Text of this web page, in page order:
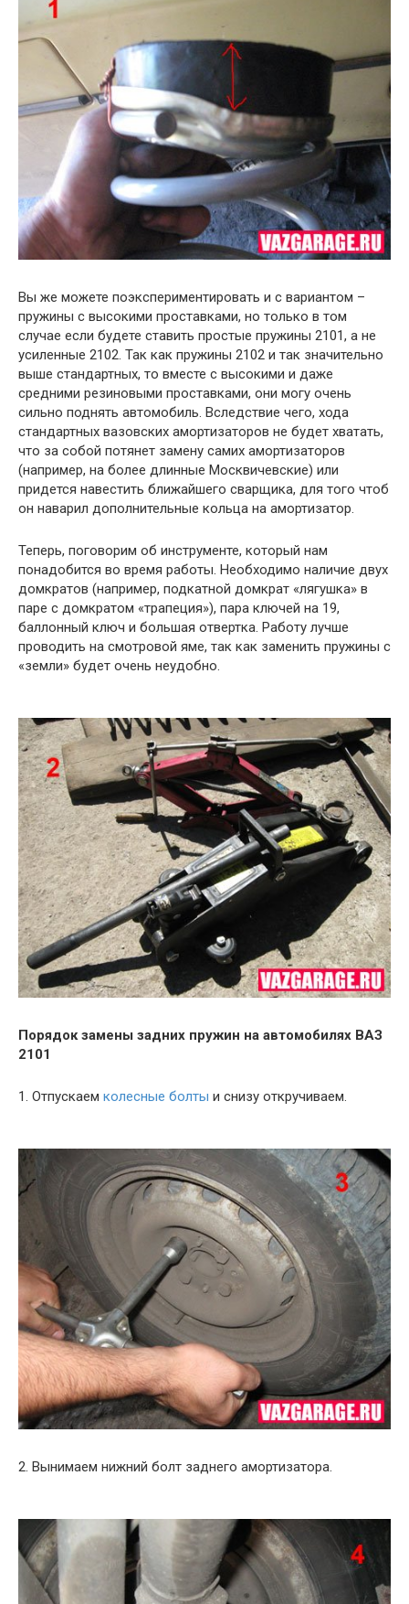
Вы же можете поэкспериментировать и с вариантом –
пружины с высокими проставками, но только в том
случае если будете ставить простые пружины 2101, а не
усиленные 2102. Так как пружины 2102 и так значительно
выше стандартных, то вместе с высокими и даже
средними резиновыми проставками, они могу очень
сильно поднять автомобиль. Вследствие чего, хода
стандартных вазовских амортизаторов не будет хватать,
что за собой потянет замену самих амортизаторов
(например, на более длинные Москвичевские) или
придется навестить ближайшего сварщика, для того чтоб
он наварил дополнительные кольца на амортизатор.
Теперь, поговорим об инструменте, который нам
понадобится во время работы. Необходимо наличие двух
домкратов (например, подкатной домкрат «лягушка» в
паре с домкратом «трапеция»), пара ключей на 19,
баллонный ключ и большая отвертка. Работу лучше
проводить на смотровой яме, так как заменить пружины с
«земли» будет очень неудобно.
Порядок замены задних пружин на автомобилях ВАЗ
2101
1. Отпускаем колесные болты и снизу откручиваем.
2. Вынимаем нижний болт заднего амортизатора.